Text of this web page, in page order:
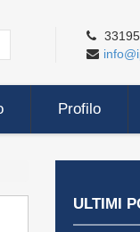
Profilo
ULTIMI